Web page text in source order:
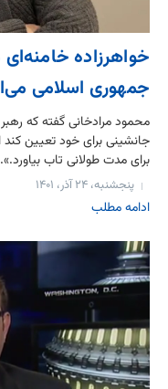
خواهرزاده
جمهوری اسلامی
محمود مرادخانی گفته که
جانشینی برای خود تعیین کند
برای مدت طولانی تاب
پنجشنبه، ۲۴ آذر، ۱۴۰۱
ادامه مطلب